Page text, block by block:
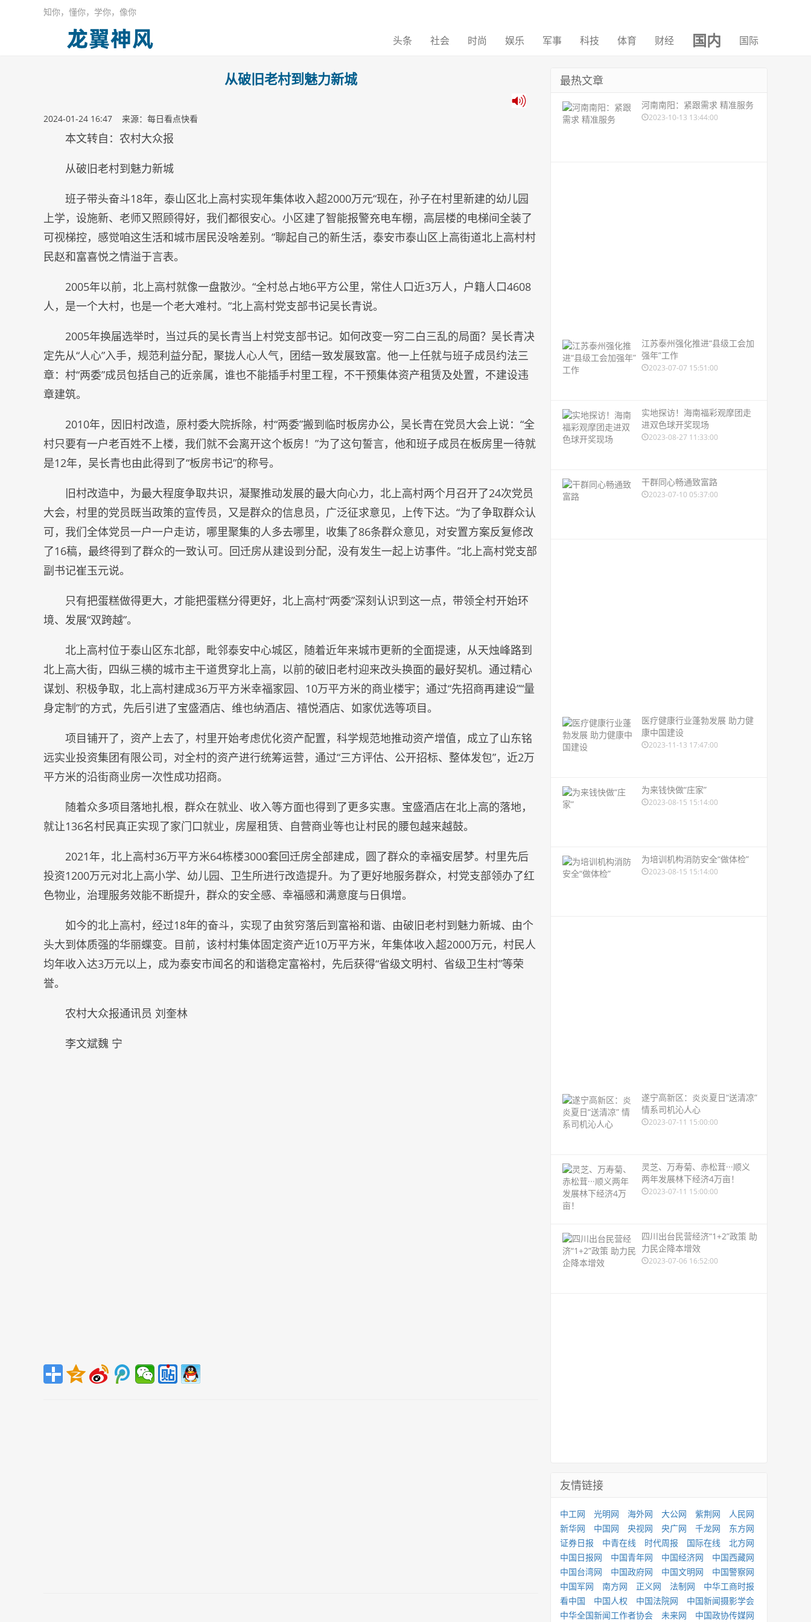
知你，懂你，学你，像你
头条 社会 时尚 娱乐 军事 科技 体育 财经 国内 国际
从破旧老村到魅力新城
2024-01-24 16:47 来源：每日看点快看
本文转自：农村大众报
从破旧老村到魅力新城
班子带头奋斗18年，泰山区北上高村实现年集体收入超2000万元“现在，孙子在村里新建的幼儿园
上学，设施新、老师又照顾得好，我们都很安心。小区建了智能报警充电车棚，高层楼的电梯间全装了
可视梯控，感觉咱这生活和城市居民没啥差别。”聊起自己的新生活，泰安市泰山区上高街道北上高村村
民赵和富喜悦之情溢于言表。
2005年以前，北上高村就像一盘散沙。“全村总占地6平方公里，常住人口近3万人，户籍人口4608
人，是一个大村，也是一个老大难村。”北上高村党支部书记吴长青说。
2005年换届选举时，当过兵的吴长青当上村党支部书记。如何改变一穷二白三乱的局面？吴长青决
定先从“人心”入手，规范利益分配，聚拢人心人气，团结一致发展致富。他一上任就与班子成员约法三
章：村“两委”成员包括自己的近亲属，谁也不能插手村里工程，不干预集体资产租赁及处置，不建设违
章建筑。
2010年，因旧村改造，原村委大院拆除，村“两委”搬到临时板房办公，吴长青在党员大会上说：“全
村只要有一户老百姓不上楼，我们就不会离开这个板房！”为了这句誓言，他和班子成员在板房里一待就
是12年，吴长青也由此得到了“板房书记”的称号。
旧村改造中，为最大程度争取共识，凝聚推动发展的最大向心力，北上高村两个月召开了24次党员
大会，村里的党员既当政策的宣传员，又是群众的信息员，广泛征求意见，上传下达。“为了争取群众认
可，我们全体党员一户一户走访，哪里聚集的人多去哪里，收集了86条群众意见，对安置方案反复修改
了16稿，最终得到了群众的一致认可。回迁房从建设到分配，没有发生一起上访事件。”北上高村党支部
副书记崔玉元说。
只有把蛋糕做得更大，才能把蛋糕分得更好，北上高村“两委”深刻认识到这一点，带领全村开始环
境、发展“双跨越”。
北上高村位于泰山区东北部，毗邻泰安中心城区，随着近年来城市更新的全面提速，从天烛峰路到
北上高大街，四纵三横的城市主干道贯穿北上高，以前的破旧老村迎来改头换面的最好契机。通过精心
谋划、积极争取，北上高村建成36万平方米幸福家园、10万平方米的商业楼宇；通过“先招商再建设”“量
身定制”的方式，先后引进了宝盛酒店、维也纳酒店、禧悦酒店、如家优选等项目。
项目铺开了，资产上去了，村里开始考虑优化资产配置，科学规范地推动资产增值，成立了山东铭
远实业投资集团有限公司，对全村的资产进行统筹运营，通过“三方评估、公开招标、整体发包”，近2万
平方米的沿街商业房一次性成功招商。
随着众多项目落地扎根，群众在就业、收入等方面也得到了更多实惠。宝盛酒店在北上高的落地，
就让136名村民真正实现了家门口就业，房屋租赁、自营商业等也让村民的腰包越来越鼓。
2021年，北上高村36万平方米64栋楼3000套回迁房全部建成，圆了群众的幸福安居梦。村里先后
投资1200万元对北上高小学、幼儿园、卫生所进行改造提升。为了更好地服务群众，村党支部领办了红
色物业，治理服务效能不断提升，群众的安全感、幸福感和满意度与日俱增。
如今的北上高村，经过18年的奋斗，实现了由贫穷落后到富裕和谐、由破旧老村到魅力新城、由个
头大到体质强的华丽蝶变。目前，该村村集体固定资产近10万平方米，年集体收入超2000万元，村民人
均年收入达3万元以上，成为泰安市闻名的和谐稳定富裕村，先后获得“省级文明村、省级卫生村”等荣
誉。
农村大众报通讯员 刘奎林
李文斌魏 宁
最热文章
河南南阳：紧跟需求 精准服务
2023-10-13 13:44:00
江苏泰州强化推进“县级工会加
强年”工作
2023-07-07 15:51:00
实地探访！海南福彩观摩团走
进双色球开奖现场
2023-08-27 11:33:00
干群同心畅通致富路
2023-07-10 05:37:00
医疗健康行业蓬勃发展 助力健
康中国建设
2023-11-13 17:47:00
为来钱快做“庄家”
2023-08-15 15:14:00
为培训机构消防安全“做体检”
2023-08-15 15:14:00
遂宁高新区：炎炎夏日“送清凉”
情系司机沁人心
2023-07-11 15:00:00
灵芝、万寿菊、赤松茸···顺义
两年发展林下经济4万亩！
2023-07-11 15:00:00
四川出台民营经济“1+2”政策 助
力民企降本增效
2023-07-06 16:52:00
友情链接
中工网 光明网 海外网 大公网 紫荆网
人民网
新华网
中国网 央视网 央广网 千龙网
东方网
证券日报
中青在线 时代周报 国际在线
北方网
中国日报网
中国青年网 中国经济网
中国西藏网
中国台湾网
中国政府网 中国文明网
中国警察网
中国军网
南方网 正义网 法制网
中华工商时报
看中国
中国人权 中国法院网
中国新闻摄影学会
中华全国新闻工作者协会
未来网 中国政协传媒网